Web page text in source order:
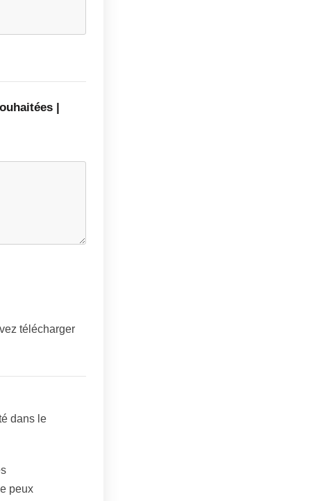
|
télécharger
dans le
peux